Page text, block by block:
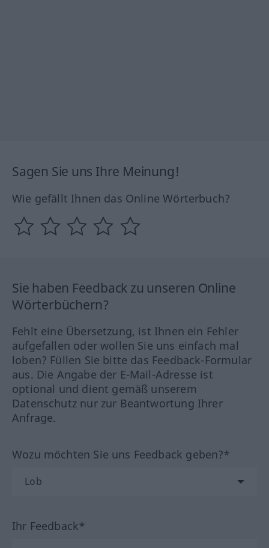
Sagen Sie uns Ihre Meinung!
Wie gefällt Ihnen das Online Wörterbuch?
Sie haben Feedback zu unseren Online
Wörterbüchern?
Fehlt eine Übersetzung, ist Ihnen ein Fehler
aufgefallen oder wollen Sie uns einfach mal
loben? Füllen Sie bitte das Feedback-Formular
aus. Die Angabe der E-Mail-Adresse ist
optional und dient gemäß unserem
Datenschutz nur zur Beantwortung Ihrer
Anfrage.
Wozu möchten Sie uns Feedback geben?*
Ihr Feedback*